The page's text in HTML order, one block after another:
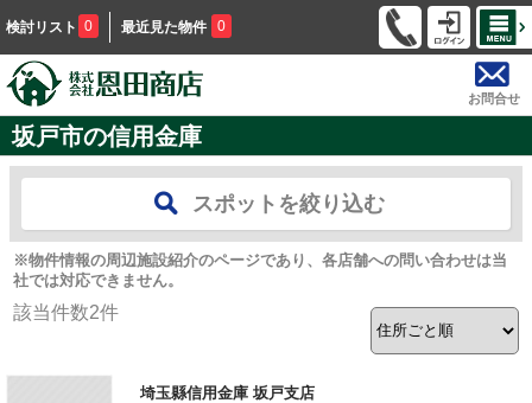
検討リスト 0 最近見た物件 0
お問合せ
坂戸市の信用金庫
スポットを絞り込む
※物件情報の周辺施設紹介のページであり、各店舗への問い合わせは当
社では対応できません。
該当件数2件
埼玉縣信用金庫 坂戸支店